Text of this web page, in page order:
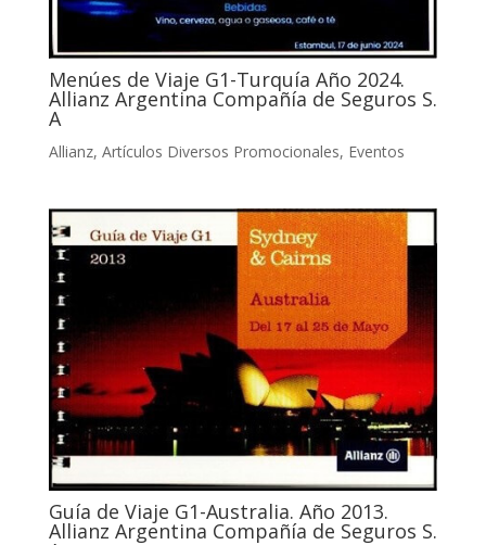
Menúes de Viaje G1-Turquía Año 2024.
Allianz Argentina Compañía de Seguros S.
A
Allianz, Artículos Diversos Promocionales, Eventos
Guía de Viaje G1-Australia. Año 2013.
Allianz Argentina Compañía de Seguros S.